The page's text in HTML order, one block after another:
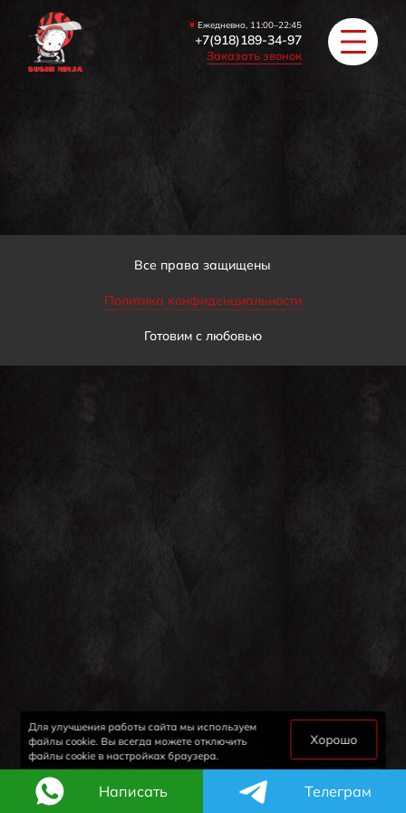
Ежедневно, 11:00–22:45
+7(918)189-34-97
Заказать звонок
ЗАКУСКИ / СУПЫ
COУС / ИМБИРЬ
Все права защищены
Политика конфиденциальности
Готовим с любовью
Для улучшения работы сайта мы используем
файлы cookie. Вы всегда можете отключить
файлы cookie в настройках браузера.
Хорошо
Написать Телеграм